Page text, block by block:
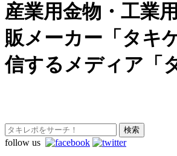
産業用金物・工業
販メーカー「タキ
信するメディア「
follow us